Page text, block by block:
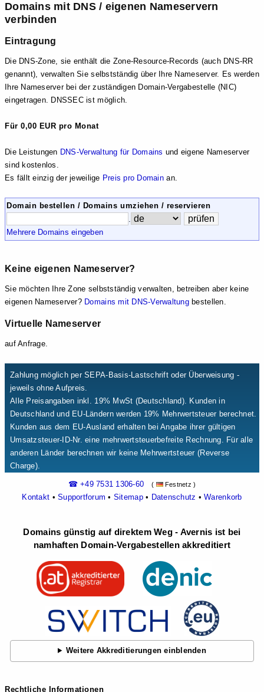
Domains mit DNS / eigenen Nameservern
verbinden
Eintragung
Die DNS-Zone, sie enthält die Zone-Resource-Records (auch DNS-RR
genannt), verwalten Sie selbstständig über Ihre Nameserver. Es werden
Ihre Nameserver bei der zuständigen Domain-Vergabestelle (NIC)
eingetragen. DNSSEC ist möglich.
Für 0,00 EUR pro Monat
Die Leistungen DNS-Verwaltung für Domains und eigene Nameserver
sind kostenlos.
Es fällt einzig der jeweilige Preis pro Domainan.
Domain bestellen / Domains umziehen / reservieren
.
Mehrere Domains eingeben
Keine eigenen Nameserver?
Sie möchten Ihre Zone selbstständig verwalten, betreiben aber keine
eigenen Nameserver? Domains mit DNS-Verwaltungbestellen.
Virtuelle Nameserver
auf Anfrage.
Zahlung möglich per SEPA-Basis-Lastschrift oder Überweisung -
jeweils ohne Aufpreis.
Alle Preisangaben inkl. 19% MwSt (Deutschland). Kunden in
Deutschland und EU-Ländern werden 19% Mehrwertsteuer berechnet.
Kunden aus dem EU-Ausland erhalten bei Angabe ihrer gültigen
Umsatzsteuer-ID-Nr. eine mehrwertsteuerbefreite Rechnung. Für alle
anderen Länder berechnen wir keine Mehrwertsteuer (Reverse
Charge).
☎ +49 7531 1306-60 ( Festnetz )
Kontakt •Supportforum • Sitemap• Datenschutz •Warenkorb
Domains günstig auf direktem Weg - Avernis ist bei
namhaften Domain-Vergabestellen akkreditiert
Weitere Akkreditierungen einblenden
Rechtliche Informationen